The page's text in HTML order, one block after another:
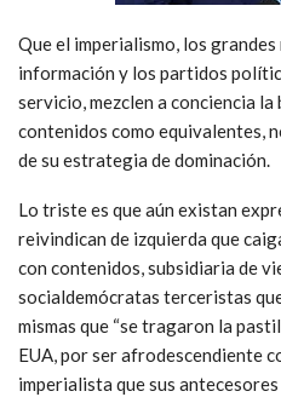
Que el imperialismo, los
información y los partidos
servicio, mezclen a conciencia
contenidos como equivalentes,
de su estrategia de dominación.
Lo triste es que aún existan
reivindican de izquierda que
con contenidos, subsidiaria de
socialdemócratas terceristas
mismas que “se tragaron la
EUA, por ser afrodescendiente
imperialista que sus antecesores